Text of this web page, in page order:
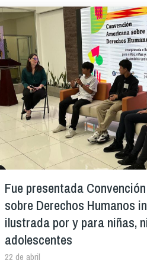
Fue presentada
sobre Derechos Humanos
ilustrada por y para niñas,
adolescentes
22 de abril